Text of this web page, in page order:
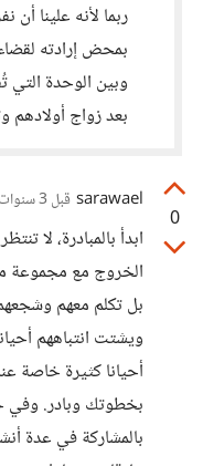
ربما لأنه علينا أن
بمحض إرادته
وبين الوحدة
بعد زواج
0
sarawael قبل 3 سنوات
ابدأ بالمبادرة، لا
الخروج مع مجموعة من
بل تكلم معهم
ويشتت انتباههم
أحيانا كثيرة خاصة
بخطوتك وبادر. وفي
بالمشاركة في عدة